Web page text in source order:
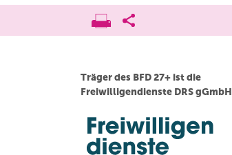
Träger des BFD 27+ ist die
Freiwilligendienste DRS gGmbH